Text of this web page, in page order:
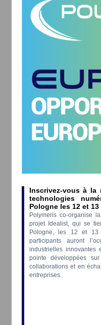
Inscrivez-vous à la
technologies
Pologne les 12 et
Polymeris co-organise
projet Idealist, qui se
Pologne, les 12 et
participants auront
industrielles innovantes
pointe développées
collaborations et en
entreprises.